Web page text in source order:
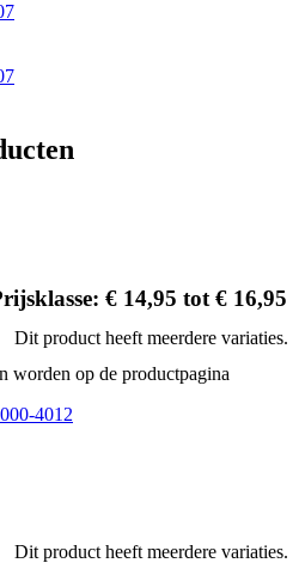
€ 14,95 tot € 16,95
Dit product heeft meerdere variaties.
worden op de productpagina
Dit product heeft meerdere variaties.